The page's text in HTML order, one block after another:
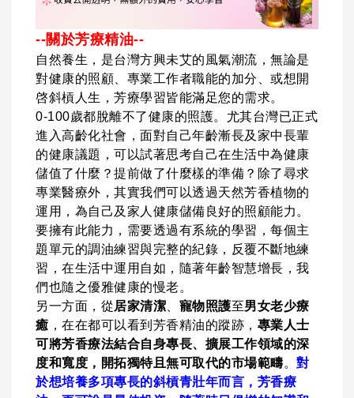
--關於芳療精油--
自然養生，是台灣方興未艾的風氣潮流，無論是
對健康的照顧、專業工作者職能的加分、或想開
啓斜槓人生，芳療學習皆能滿足您的需求。
0-100歲都脫離不了健康的照護。尤其台灣已正式
進入高齡化社會，面對自己年齡漸長及家中長輩
的健康議題，可以試著思考自己在生活中為健康
儲值了什麼？提前做了什麼樣的準備？除了尋求
專業醫療外，其實我們可以透過天然芳香植物的
運用，為自己及家人健康儲備良好的照顧能力。
要擁有此能力，需要透過有系統的學習，每個主
題單元的調油練習與完整的紀錄，反覆不斷地練
習，在生活中運用自如，隨著年齡智慧增長，我
們也隨之優雅健康的慢老。
另一方面，從居家清潔 寵物照護至男女老少療
癒 ，在在都可以看到芳香精油的蹤跡， 專業人士
可將芳香療法結合自身專長、擴展工作領域的深
度和寬度，開拓獨特且無可取代的市場範疇。 對
於想培養多項專長的斜槓青壯年而言，芳香療